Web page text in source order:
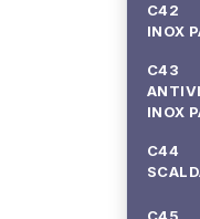
C42
INOX
C43
INOX
C44